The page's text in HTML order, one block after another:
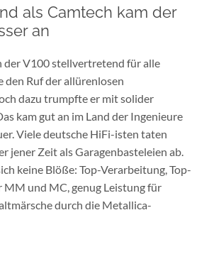
als Camtech kam der
an
der V100 stellvertretend für alle
Ruf der allürenlosen
dazu trumpfte er mit solider
kam gut an im Land der Ingenieure
Viele deutsche HiFi-isten taten
jener Zeit als Garagenbasteleien ab.
keine Blöße: Top-Verarbeitung, Top-
MM und MC, genug Leistung für
durch die Metallica-